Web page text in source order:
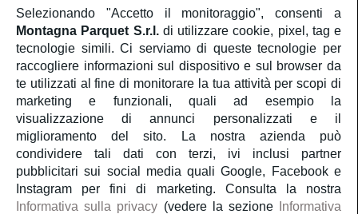
Servizio Clienti
Account
Servizi
Guida al parquet
Selezionando "Accetto il monitoraggio", consenti a
Montagna Parquet S.r.l. di utilizzare cookie, pixel, tag e
tecnologie simili. Ci serviamo di queste tecnologie per
raccogliere informazioni sul dispositivo e sul browser da
te utilizzati al fine di monitorare la tua attività per scopi di
marketing e funzionali, quali ad esempio la
visualizzazione di annunci personalizzati e il
miglioramento del sito. La nostra azienda può
condividere tali dati con terzi, ivi inclusi partner
pubblicitari sui social media quali Google, Facebook e
Instagram per fini di marketing. Consulta la nostra
Informativa sulla privacy (vedere la sezione
Informativa